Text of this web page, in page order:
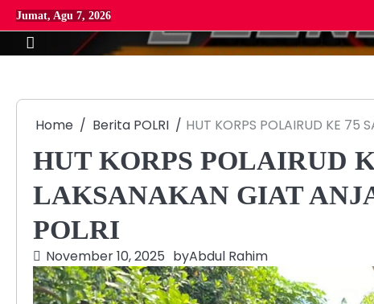
Skip
to
content
Jumat, Agu 7, 2026
Home Berita POLRI HUT KORPS POLAIRUD KE 75
HUT KORPS POLAIRUD
LAKSANAKAN GIAT
POLRI
November 10, 2025 byAbdul Rahim